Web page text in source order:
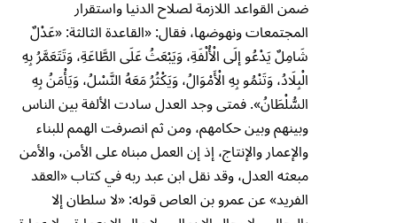
ضمن القواعد اللازمة لصلاح الدنيا واستقرار
المجتمعات ونهوضها، فقال: «القاعدة الثالثة: «عَدْلٌ
شَامِلٌ يَدْعُو إلَى الْأُلْفَةِ، وَيَبْعَثُ عَلَى الطَّاعَةِ، وَتَتَعَمَّرُ بِهِ
الْبِلَادُ، وَتَنْمُو بِهِ الْأَمْوَالُ، وَيَكْثُرُ مَعَهُ النَّسْلُ، وَيَأْمَنُ بِهِ
السُّلْطَانُ». فمتى وجد العدل سادت الألفة بين الناس
وبينهم وبين حكامهم، ومن ثم انصرفت الهمم للبناء
والإعمار والإنتاج، إذ إن العمل مبناه على الأمن، والأمن
مبعثه العدل، وقد نقل ابن عبد ربه في كتاب «العقد
الفريد» عن عمرو بن العاص قوله: «لا سلطان إلا